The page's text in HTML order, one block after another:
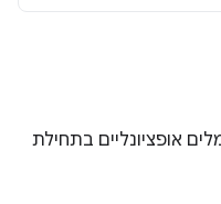
אופציונליים בתחילת